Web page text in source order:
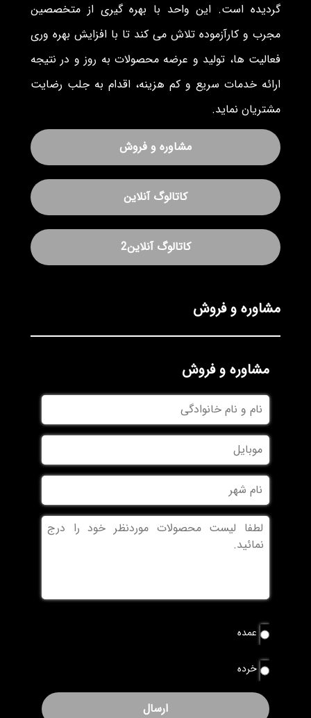
گردیده است. این واحد با بهره گیری از متخصصین
مجرب و کارآزموده تلاش می کند تا با افزایش بهره وری
فعالیت ها، تولید و عرضه محصولات به روز و در نتیجه
ارائه خدمات سریع و کم هزینه، اقدام به جلب رضایت
مشتریان نماید.
مشاوره و فروش
کاتالوگ آنلاین
کاتالوگ آنلاین2
مشاوره و فروش
مشاوره و فروش
نام
و
نام
خانوادگی
موبایل
نام
شهر
بدون
عنوان
نوع
سفارش
عمده
خرده